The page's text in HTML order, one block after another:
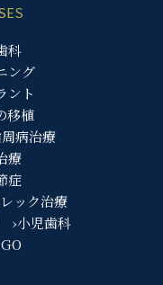
科
ング
ント
移植
周病治療
療
症
ック治療
›小児歯科